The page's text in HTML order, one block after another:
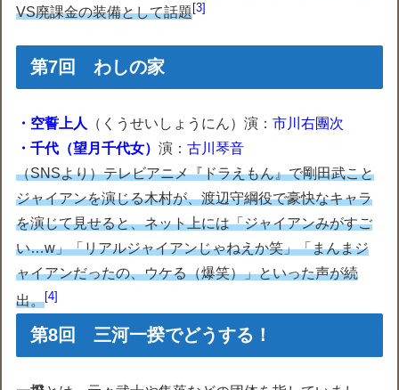
VS廃課金の装備として話題 3
第7回 わしの家
・空誓上人 （くうせいしょうにん）演：市川右團次
・千代（望月千代女）演：古川琴音
（SNSより）テレビアニメ『ドラえもん』で剛田武こと
ジャイアンを演じる木村が、渡辺守綱役で豪快なキャラ
を演じて見せると、ネット上には「ジャイアンみがすご
い…w」「リアルジャイアンじゃねえか笑」「まんまジ
ャイアンだったの、ウケる（爆笑）」といった声が続
出。 4
第8回 三河一揆でどうする！